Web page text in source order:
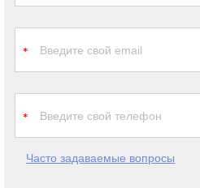
Часто задаваемые вопросы